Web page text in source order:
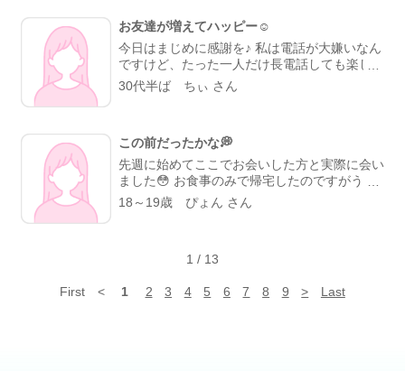
よ。 私が何となく申し訳ないと気持ちになっ
てメールをした。 その時は映画館で待ってい
て、映画が終わったら会おうとメールをした
ら、会いましょうとメールが返信が来たよ。
その時に時間を間違えてしまい、印象を悪くな
気遣い・信頼関係できる女性でした！ これは
出来ないことです。待つとかあえないでしょう
ね。だけど、待ってくれた。本当に本気ですご
い方ですよ。 本当に会いたいなと思ったら相
手の気持ちを考えることが会える近道だと思う
お互いに、待ってられる人が早く会えるではと
よ。 それを差別するのは嫌いかな😊 まぁ、苦
手な人もいるでしょうけどね。 いつも日記見
がK市に用事があるので一緒について行きまし
た
用事のあとにボウリング2ゲームしました
なんと、彼氏がすごく上手でびっくりしま
した
私はというと。 ピンの間をくぐったり
久しぶり溝掃除です
グしたあとに無料クレーンゲームでサイコロが
ゾロ目がでたら景品
いきなりゾロ目出て、
海の生き物です。
お友達が増えてハッピー☺️
今日はまじめに感謝を♪ 私は電話が大嫌いなん
ですけど、たった一人だけ長電話しても楽しい
方がいます。それもこちらで知り合った方。
その方となかなか会えなくても、たまーに「今
くんでしょうね。 会話のキャッチボールが本
当に楽しい。 色々な職業の方とここでお友達
になれたことは本当に幸せです(๑′ᴗ‵๑) あのま
ま家と仕事の往復だけだったらきっと日常の楽
しみがないままネットゲーム廃人で歳を取って
話が出来てすごく勉強になる。 これからもど
30代半ば ちぃ さん
この前だったかな💭
先週に始めてここでお会いした方と実際に会い
ました😳 お食事のみで帰宅したのですがうー
ーーん美味しかった………😋💖 その方とはま
た会おうと思ってます😳💭 素敵な方でした🙊
ね笑 昨日エースが亡くなってしまう回を見て
せになれるといいねルフィ〜😭💖💖
18～19歳 ぴょん さん
1 / 13
First < 1 2 3 4 5 6 7 8 9 > Last